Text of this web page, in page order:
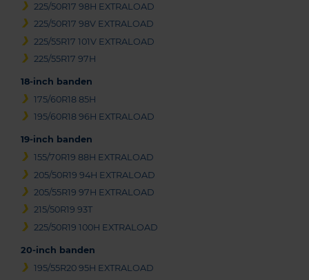
225/50R17 98H EXTRALOAD
225/50R17 98V EXTRALOAD
225/55R17 101V EXTRALOAD
225/55R17 97H
18-inch banden
175/60R18 85H
195/60R18 96H EXTRALOAD
19-inch banden
155/70R19 88H EXTRALOAD
205/50R19 94H EXTRALOAD
205/55R19 97H EXTRALOAD
215/50R19 93T
225/50R19 100H EXTRALOAD
20-inch banden
195/55R20 95H EXTRALOAD